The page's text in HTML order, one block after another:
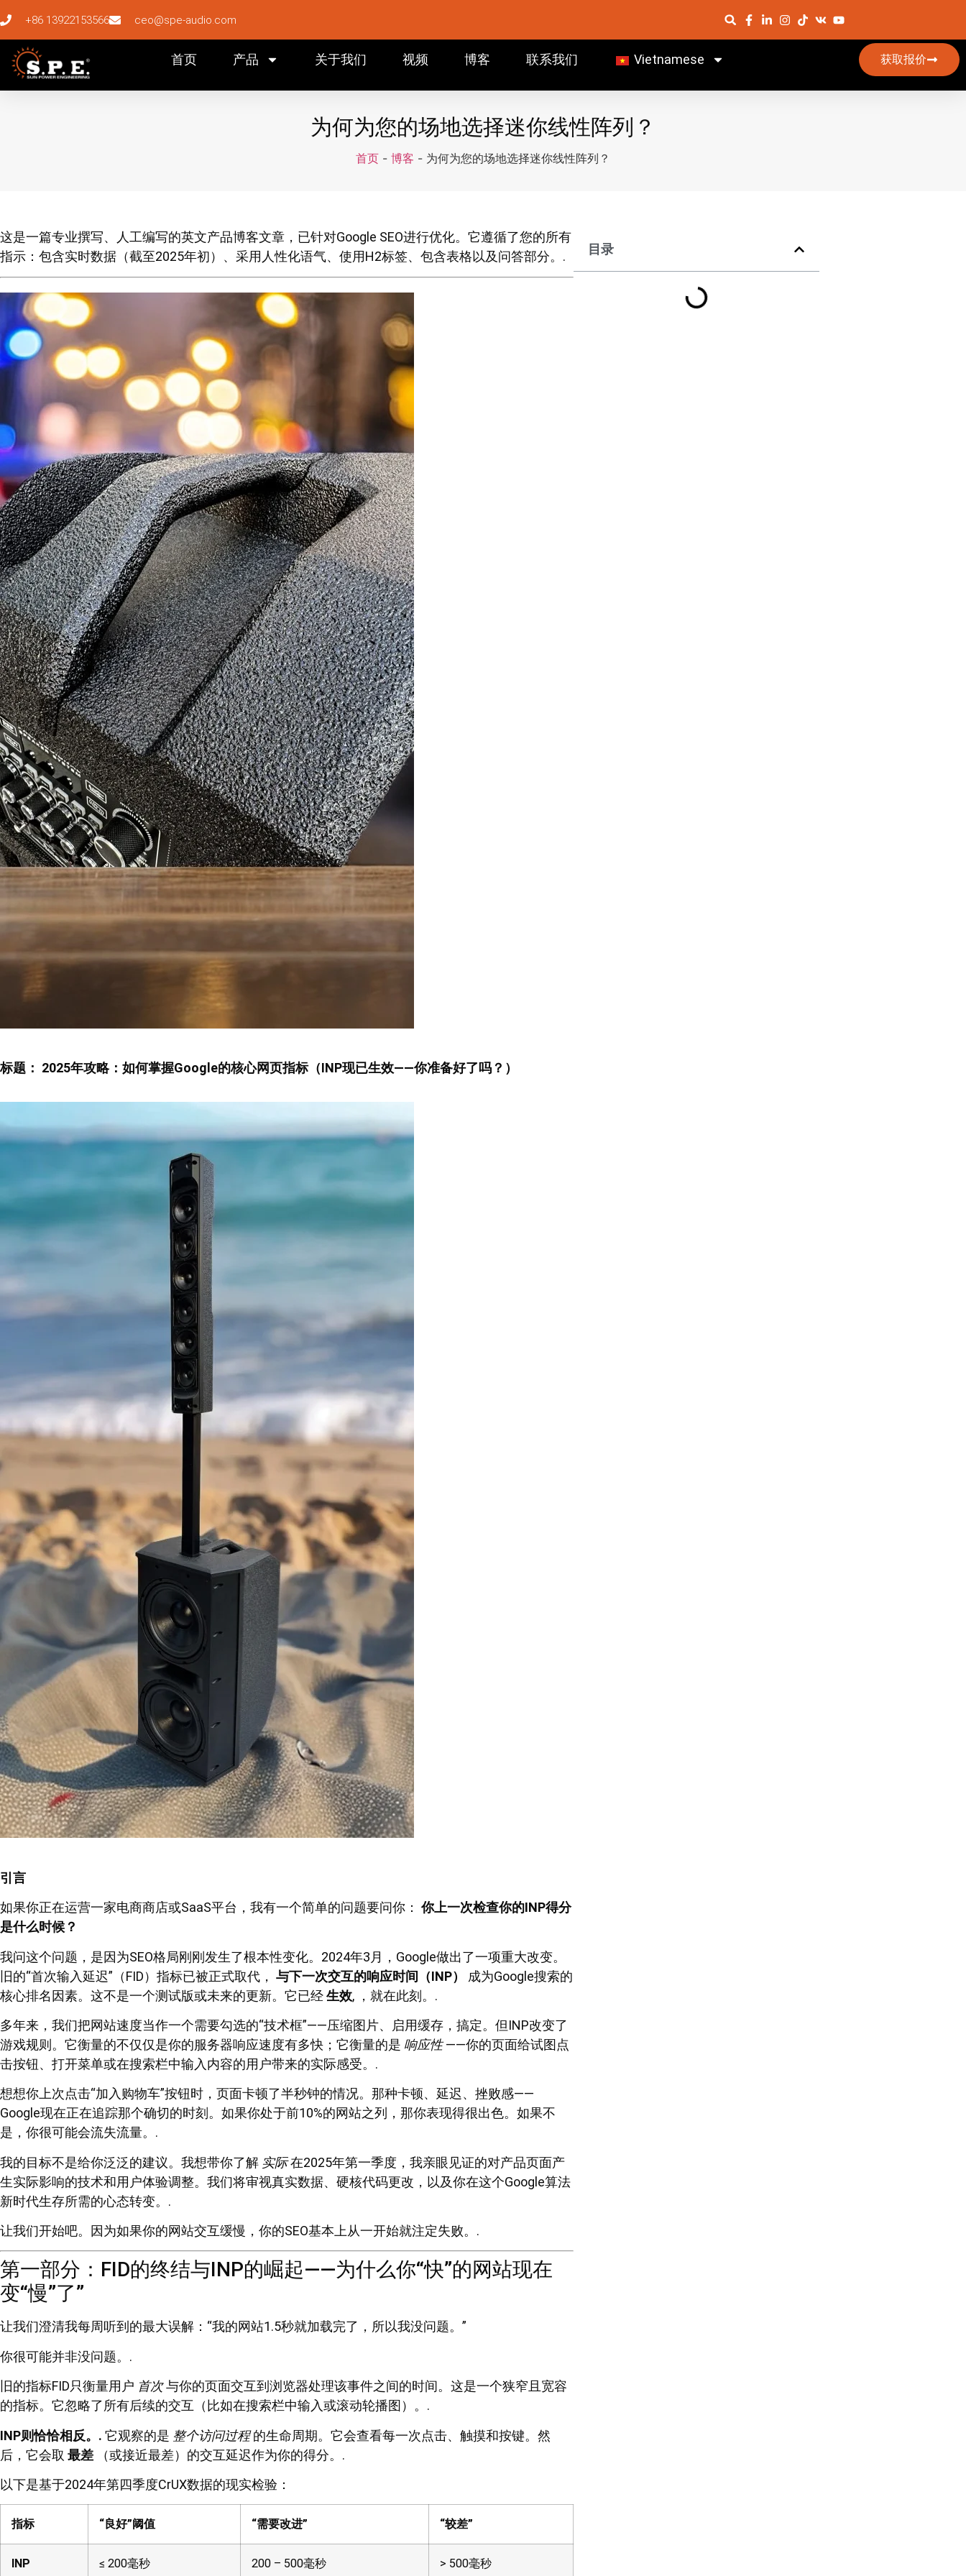
+86 13922153566 ceo@spe-audio.com
首页 产品 关于我们 视频 博客 联系我们 Vietnamese 获取报价
为何为您的场地选择迷你线性阵列？
首页 - 博客 - 为何为您的场地选择迷你线性阵列？
这是一篇专业撰写、人工编写的英文产品博客文章，已针对Google SEO进行优化。它遵循了您的所有
指示：包含实时数据（截至2025年初）、采用人性化语气、使用H2标签、包含表格以及问答部分。.
标题： 2025年攻略：如何掌握Google的核心网页指标（INP现已生效——你准备好了吗？）
引言
如果你正在运营一家电商商店或SaaS平台，我有一个简单的问题要问你：你上一次检查你的INP得分
是什么时候？
我问这个问题，是因为SEO格局刚刚发生了根本性变化。2024年3月，Google做出了一项重大改变。
旧的“首次输入延迟”（FID）指标已被正式取代， 与下一次交互的响应时间（INP）
成为Google搜索的
核心排名因素。这不是一个测试版或未来的更新。它已经生效, ，就在此刻。.
多年来，我们把网站速度当作一个需要勾选的“技术框”——压缩图片、启用缓存，搞定。但INP改变了
游戏规则。它衡量的不仅仅是你的服务器响应速度有多快；它衡量的是 响应性——你的页面给试图点
击按钮、打开菜单或在搜索栏中输入内容的用户带来的实际感受。.
想想你上次点击“加入购物车”按钮时，页面卡顿了半秒钟的情况。那种卡顿、延迟、挫败感——
Google现在正在追踪那个确切的时刻。如果你处于前10%的网站之列，那你表现得很出色。如果不
是，你很可能会流失流量。.
我的目标不是给你泛泛的建议。我想带你了解 实际在2025年第一季度，我亲眼见证的对产品页面产
生实际影响的技术和用户体验调整。我们将审视真实数据、硬核代码更改，以及你在这个Google算法
新时代生存所需的心态转变。.
让我们开始吧。因为如果你的网站交互缓慢，你的SEO基本上从一开始就注定失败。.
第一部分：FID的终结与INP的崛起——为什么你“快”的网站现在
变“慢”了”
让我们澄清我每周听到的最大误解：“我的网站1.5秒就加载完了，所以我没问题。”
你很可能并非没问题。.
旧的指标FID只衡量用户 首次与你的页面交互到浏览器处理该事件之间的时间。这是一个狭窄且宽容
的指标。它忽略了所有后续的交互（比如在搜索栏中输入或滚动轮播图）。.
INP则恰恰相反。. 它观察的是 整个访问过程的生命周期。它会查看每一次点击、触摸和按键。然
后，它会取 最差 （或接近最差）的交互延迟作为你的得分。.
以下是基于2024年第四季度CrUX数据的现实检验：
指标 “良好”阈值 “需要改进” “较差”
INP ≤ 200毫秒 200 – 500毫秒 > 500毫秒
目录